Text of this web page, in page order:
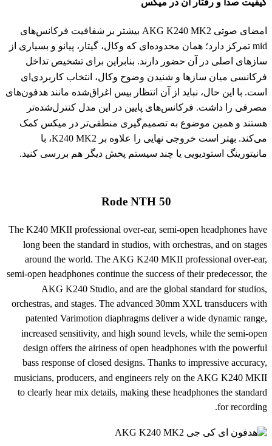
کیفیت صدا و رفتار آن در میکس
امضای صوتی AKG K240 MK2 بیشتر بر شفافیت فرکانس‌های
mid تمرکز دارد؛ همان محدوده‌ای که وکال، گیتار، پیانو و بسیاری از
سازهای اصلی در آن حضور دارند. بنابراین برای تشخیص تداخل
فرکانسی میان سازها و شنیدن وضوح وکال، انتخاب کاربردی‌ای
است. با این حال، نباید از آن انتظار بیس اغراق‌شده مانند هدفون‌های
مصرفی را داشت. فرکانس‌های پایین در این مدل کنترل‌شده‌تر
هستند و همین موضوع به تصمیم‌گیری منطقی‌تر در میکس کمک
می‌کند. بهتر است خروجی نهایی را علاوه بر K240 MK2، با
مانیتورینگ استودیویی یا چند سیستم پخش دیگر هم بررسی کنید.
Rode NTH 50
The K240 MKII professional over-ear, semi-open headphones have
long been the standard in studios, with orchestras, and on stages
around the world. The AKG K240 MKII professional over-ear,
semi-open headphones continue the success of their predecessor, the
AKG K240 Studio, and are the global standard for studios,
orchestras, and stages. The advanced 30mm XXL transducers with
patented Varimotion diaphragms deliver a wide dynamic range,
increased sensitivity, and high sound levels, while the semi-open
design offers the airiness of open headphones with the powerful
bass response of closed designs. Thanks to impressive accuracy,
musicians, producers, and engineers rely on the AKG K240 MKII
to clearly hear mix details, making these headphones the standard
for recording.